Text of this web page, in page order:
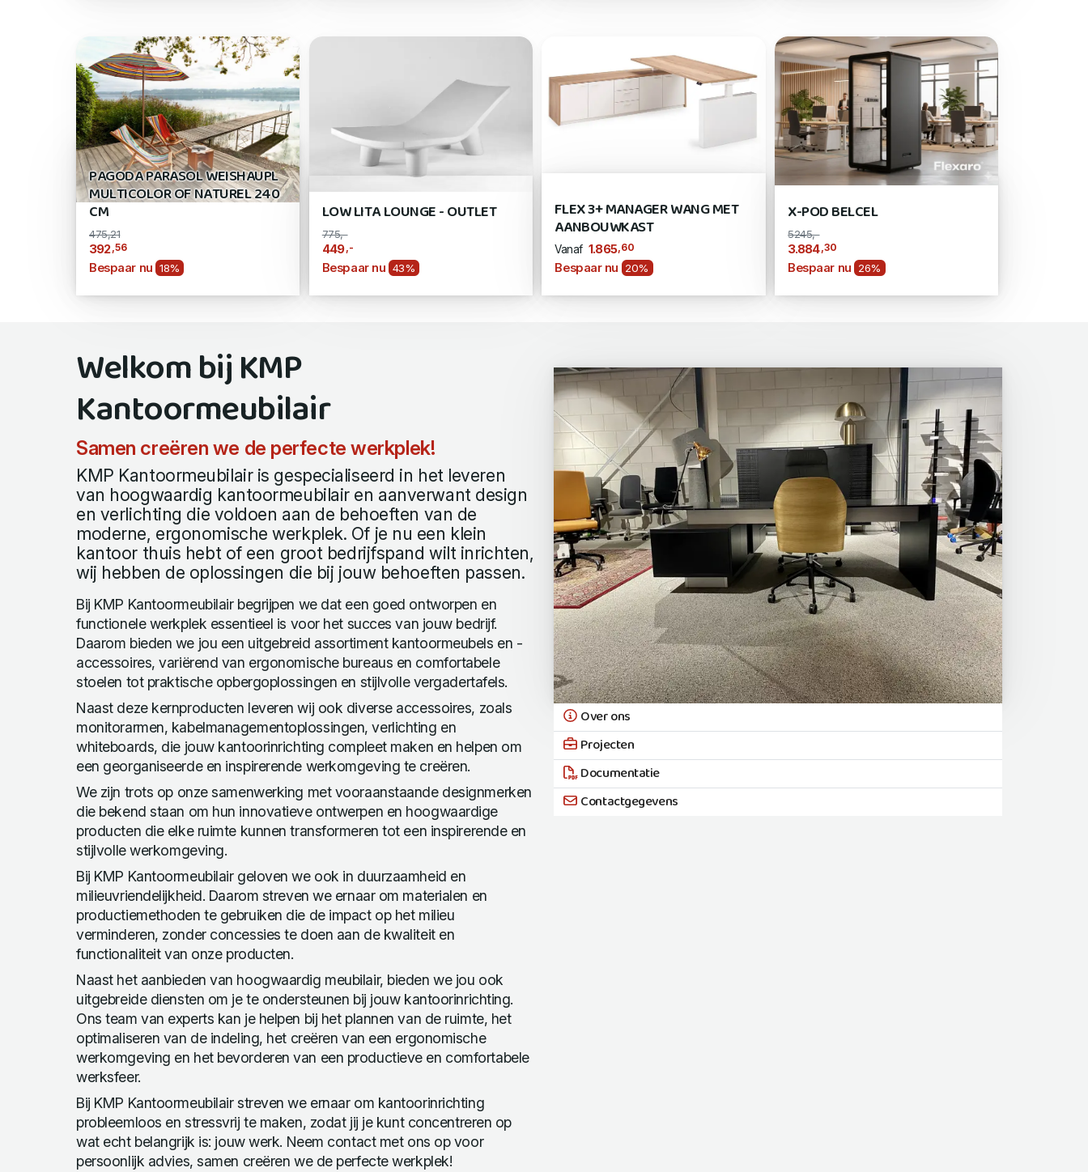
PAGODA PARASOL WEISHAUPL
MULTICOLOR OF NATUREL 240
CM
475,21
392,56
Bespaar nu 18%
LOW LITA LOUNGE - OUTLET
775,-
449 ,-
Bespaar nu 43%
FLEX 3+ MANAGER WANG MET
AANBOUWKAST
Vanaf 1.865,60
Bespaar nu 20%
X-POD BELCEL
5245,-
3.884,30
Bespaar nu 26%
Welkom bij KMP
Kantoormeubilair
Samen creëren we de perfecte werkplek!
KMP Kantoormeubilair is gespecialiseerd in het leveren
van hoogwaardig kantoormeubilair en aanverwant design
en verlichting die voldoen aan de behoeften van de
moderne, ergonomische werkplek. Of je nu een klein
kantoor thuis hebt of een groot bedrijfspand wilt inrichten,
wij hebben de oplossingen die bij jouw behoeften passen.
Bij KMP Kantoormeubilair begrijpen we dat een goed ontworpen en
functionele werkplek essentieel is voor het succes van jouw bedrijf.
Daarom bieden we jou een uitgebreid assortiment kantoormeubels en -
accessoires, variërend van ergonomische bureaus en comfortabele
stoelen tot praktische opbergoplossingen en stijlvolle vergadertafels.
Naast deze kernproducten leveren wij ook diverse accessoires, zoals
monitorarmen, kabelmanagementoplossingen, verlichting en
whiteboards, die jouw kantoorinrichting compleet maken en helpen om
een georganiseerde en inspirerende werkomgeving te creëren.
We zijn trots op onze samenwerking met vooraanstaande designmerken
die bekend staan om hun innovatieve ontwerpen en hoogwaardige
producten die elke ruimte kunnen transformeren tot een inspirerende en
stijlvolle werkomgeving.
Bij KMP Kantoormeubilair geloven we ook in duurzaamheid en
milieuvriendelijkheid. Daarom streven we ernaar om materialen en
productiemethoden te gebruiken die de impact op het milieu
verminderen, zonder concessies te doen aan de kwaliteit en
functionaliteit van onze producten.
Naast het aanbieden van hoogwaardig meubilair, bieden we jou ook
uitgebreide diensten om je te ondersteunen bij jouw kantoorinrichting.
Ons team van experts kan je helpen bij het plannen van de ruimte, het
optimaliseren van de indeling, het creëren van een ergonomische
werkomgeving en het bevorderen van een productieve en comfortabele
werksfeer.
Bij KMP Kantoormeubilair streven we ernaar om kantoorinrichting
probleemloos en stressvrij te maken, zodat jij je kunt concentreren op
wat echt belangrijk is: jouw werk. Neem contact met ons op voor
persoonlijk advies, samen creëren we de perfecte werkplek!
Over ons
Projecten
Documentatie
Contactgegevens